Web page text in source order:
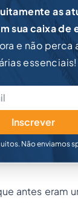
as
sua caixa de
e não perca
essenciais!
Inscrever
Não enviamos
antes eram